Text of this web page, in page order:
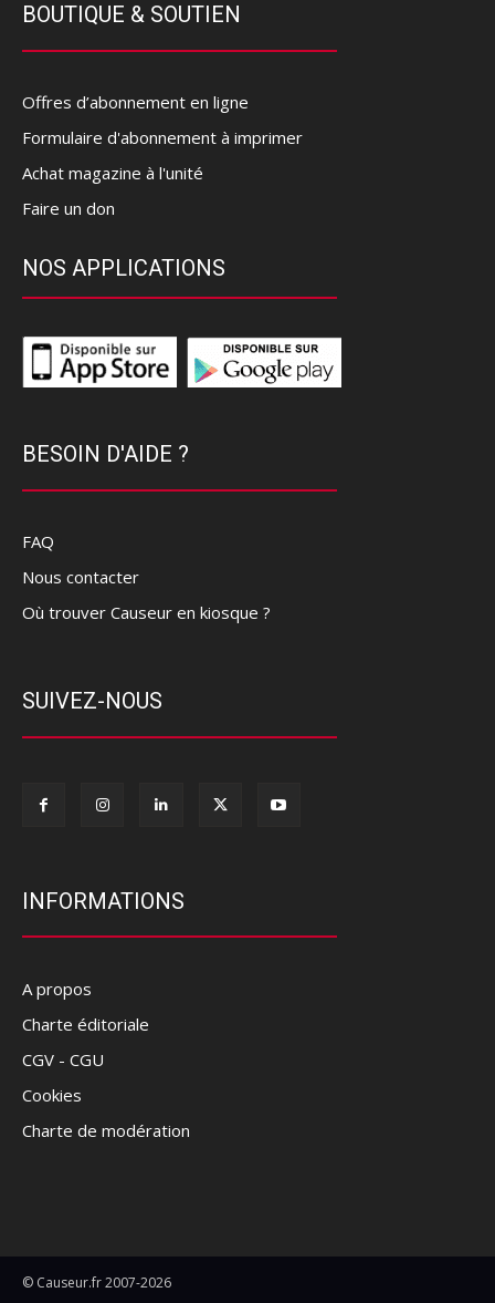
BOUTIQUE & SOUTIEN
Offres d’abonnement en ligne
Formulaire d'abonnement à imprimer
Achat magazine à l'unité
Faire un don
NOS APPLICATIONS
BESOIN D'AIDE ?
FAQ
Nous contacter
Où trouver Causeur en kiosque ?
SUIVEZ-NOUS
INFORMATIONS
A propos
Charte éditoriale
CGV - CGU
Cookies
Charte de modération
© Causeur.fr 2007-2026